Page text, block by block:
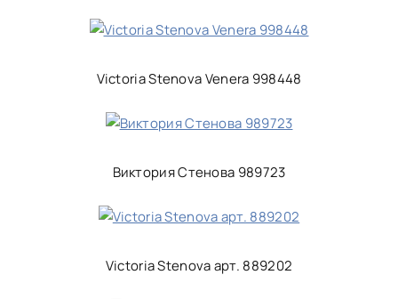
Victoria Stenova Venera 998448
Виктория Стенова 989723
Victoria Stenova арт. 889202